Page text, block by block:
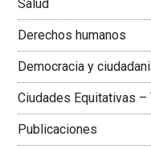
Salud
Derechos humanos
Democracia y
Ciudades Equitativas
Publicaciones